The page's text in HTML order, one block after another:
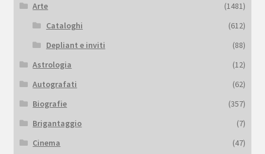
Arte
(1481)
Cataloghi
(612)
Depliant e inviti
(88)
Astrologia
(12)
Autografati
(62)
Biografie
(357)
Brigantaggio
(7)
Cinema
(47)